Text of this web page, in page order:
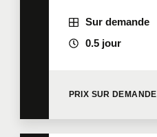
Sur demande
0.5 jour
PRIX SUR DEMANDE